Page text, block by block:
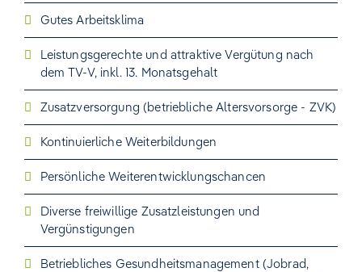
Gutes Arbeitsklima
Leistungsgerechte und attraktive Vergütung nach
dem TV-V, inkl. 13. Monatsgehalt
Zusatzversorgung (betriebliche Altersvorsorge - ZVK)
Kontinuierliche Weiterbildungen
Persönliche Weiterentwicklungschancen
Diverse freiwillige Zusatzleistungen und
Vergünstigungen
Betriebliches Gesundheitsmanagement (Jobrad,